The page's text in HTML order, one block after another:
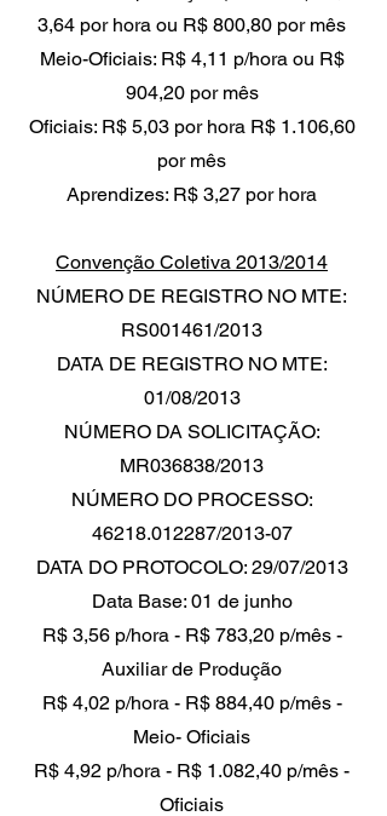
3,64 por hora ou R$ 800,80 por mês
Meio-Oficiais: R$ 4,11 p/hora ou R$
904,20 por mês
Oficiais: R$ 5,03 por hora R$ 1.106,60
por mês
Aprendizes: R$ 3,27 por hora
Convenção Coletiva 2013/2014
NÚMERO DE REGISTRO NO MTE:
RS001461/2013
DATA DE REGISTRO NO MTE:
01/08/2013
NÚMERO DA SOLICITAÇÃO:
MR036838/2013
NÚMERO DO PROCESSO:
46218.012287/2013-07
DATA DO PROTOCOLO: 29/07/2013
Data Base: 01 de junho
R$ 3,56 p/hora - R$ 783,20 p/mês -
Auxiliar de Produção
R$ 4,02 p/hora - R$ 884,40 p/mês -
Meio- Oficiais
R$ 4,92 p/hora - R$ 1.082,40 p/mês -
Oficiais